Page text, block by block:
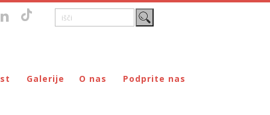
Galerije O nas Podprite nas